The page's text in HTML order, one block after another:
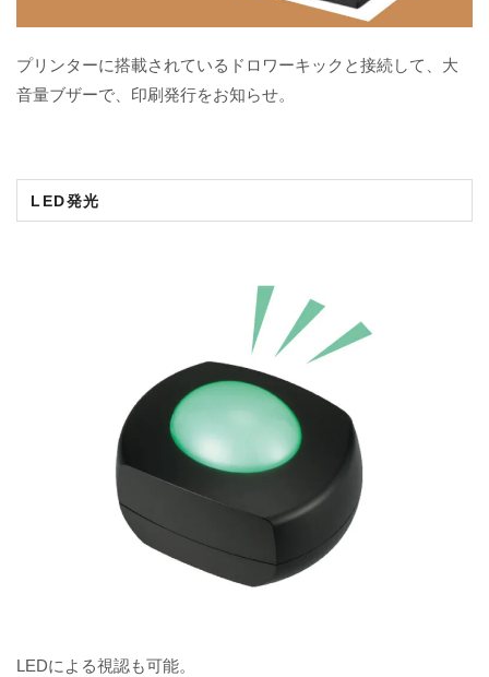
プリンターに搭載されているドロワーキックと接続して、大
音量ブザーで、印刷発行をお知らせ。
LED発光
LEDによる視認も可能。